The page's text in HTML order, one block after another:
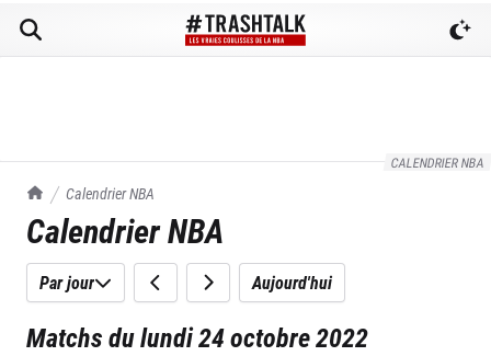
CALENDRIER NBA
TrashTalk Actu NBA
Calendrier NBA
Calendrier NBA
Par jour Aujourd'hui
Matchs du lundi 24 octobre 2022